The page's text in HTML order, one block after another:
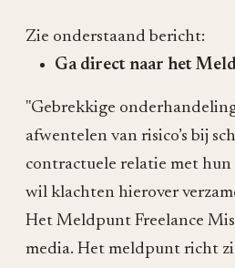
Zie onderstaand bericht:
Ga direct naar het
"Gebrekkige
afwentelen van risico’s bij
contractuele relatie met
wil klachten hierover
Het Meldpunt Freelance
media. Het meldpunt richt